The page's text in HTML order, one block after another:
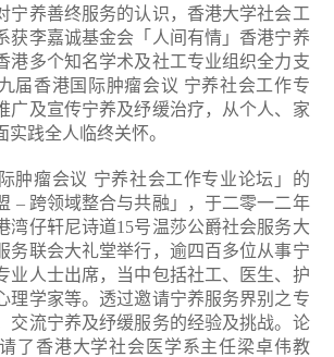
宁养善终服务的认识，香港大学社会工
获李嘉诚基金会「人间有情」香港宁养
港多个知名学术及社工专业组织全力支
届香港国际肿瘤会议 宁养社会工作专
广及宣传宁养及纾缓治疗，从个人、家
实践全人临终关怀。
肿瘤会议 宁养社会工作专业论坛」的
– 跨领域整合与共融」，于二零一二年
湾仔轩尼诗道15号温莎公爵社会服务大
务联会大礼堂举行，逾四百多位从事宁
业人士出席，当中包括社工、医生、护
理学家等。透过邀请宁养服务界别之专
交流宁养及纾缓服务的经验及挑战。论
了香港大学社会医学系主任梁卓伟教